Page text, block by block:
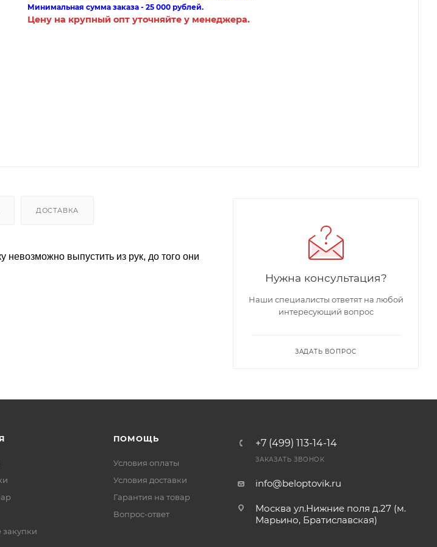
Минимальная сумма заказа - 25 000 рублей.
Цену на крупный опт уточняйте у менеджера.
ДОСТАВКА
выпустить из рук, до того они
Нужна консультация?
Наши специалисты ответят на любой
интересующий вопрос
ЗАДАТЬ ВОПРОС
ПОМОЩЬ
Условия оплаты
Условия доставки
Гарантия на товар
Вопрос-ответ
+7 (499) 113-14-14
ЗАКАЗАТЬ ЗВОНОК
info@beloptovik.ru
Москва ул.Нижние поля д.27 (м.
Марьино, Братиславская)